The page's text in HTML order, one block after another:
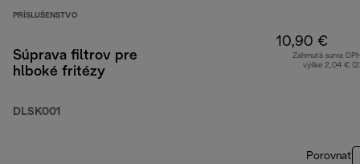
PRÍSLUŠENSTVO
Súprava filtrov pre
hlboké fritézy
DLSK001
10,90 €
Zahrnutá suma
výške 2,04 €
Porovnať